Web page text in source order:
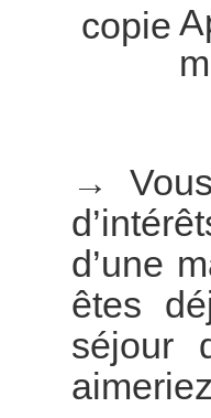
→
d’une
êtes
séjour